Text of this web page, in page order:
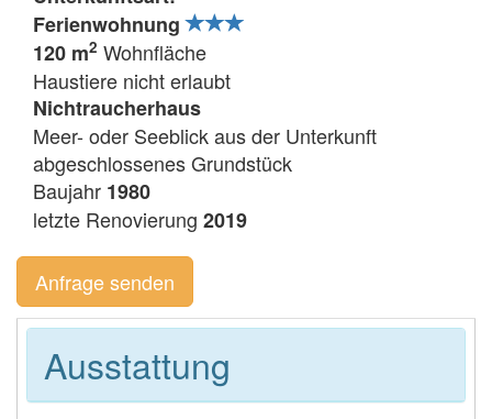
Ferienwohnung
120 m2 Wohnfläche
Haustiere nicht erlaubt
Nichtraucherhaus
Meer- oder Seeblick aus der Unterkunft
abgeschlossenes Grundstück
Baujahr 1980
letzte Renovierung 2019
Anfrage senden
Ausstattung